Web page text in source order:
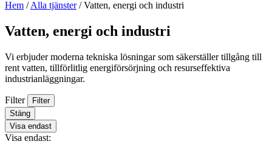
Hem /Alla tjänster/Vatten, energi och industri
Vatten, energi och industri
Vi erbjuder moderna tekniska lösningar som säkerställer tillgång till
rent vatten, tillförlitlig energiförsörjning och resurseffektiva
industrianläggningar.
Filter
Filter
Stäng
Visa endast
Visa endast: